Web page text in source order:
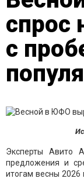
спрос
с
Эксперты Авито
предложения и
итогам весны 2026